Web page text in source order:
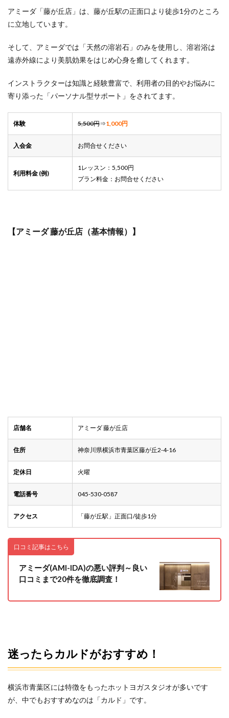
アミーダ「藤が丘店」は、藤が丘駅の正面口より徒歩1分のところ
に立地しています。
そして、アミーダでは「天然の溶岩石」のみを使用し、溶岩浴は
遠赤外線により美肌効果をはじめ心身を癒してくれます。
インストラクターは知識と経験豊富で、利用者の目的やお悩みに
寄り添った「パーソナル型サポート」をされてます。
体験 5,500円⇒1,000円
入会金 お問合せください
利用料金 (例)
1レッスン：5,500円
プラン料金：お問合せください
【アミーダ 藤が丘店（基本情報）】
店舗名 アミーダ 藤が丘店
住所 神奈川県横浜市青葉区藤が丘2-4-16
定休日 火曜
電話番号 045-530-0587
アクセス 「藤が丘駅」正面口/徒歩1分
口コミ記事はこちら
アミーダ(AMI-IDA)の悪い評判～良い
口コミまで20件を徹底調査！
迷ったらカルドがおすすめ！
横浜市青葉区には特徴をもったホットヨガスタジオが多いです
が、中でもおすすめなのは「カルド」です。